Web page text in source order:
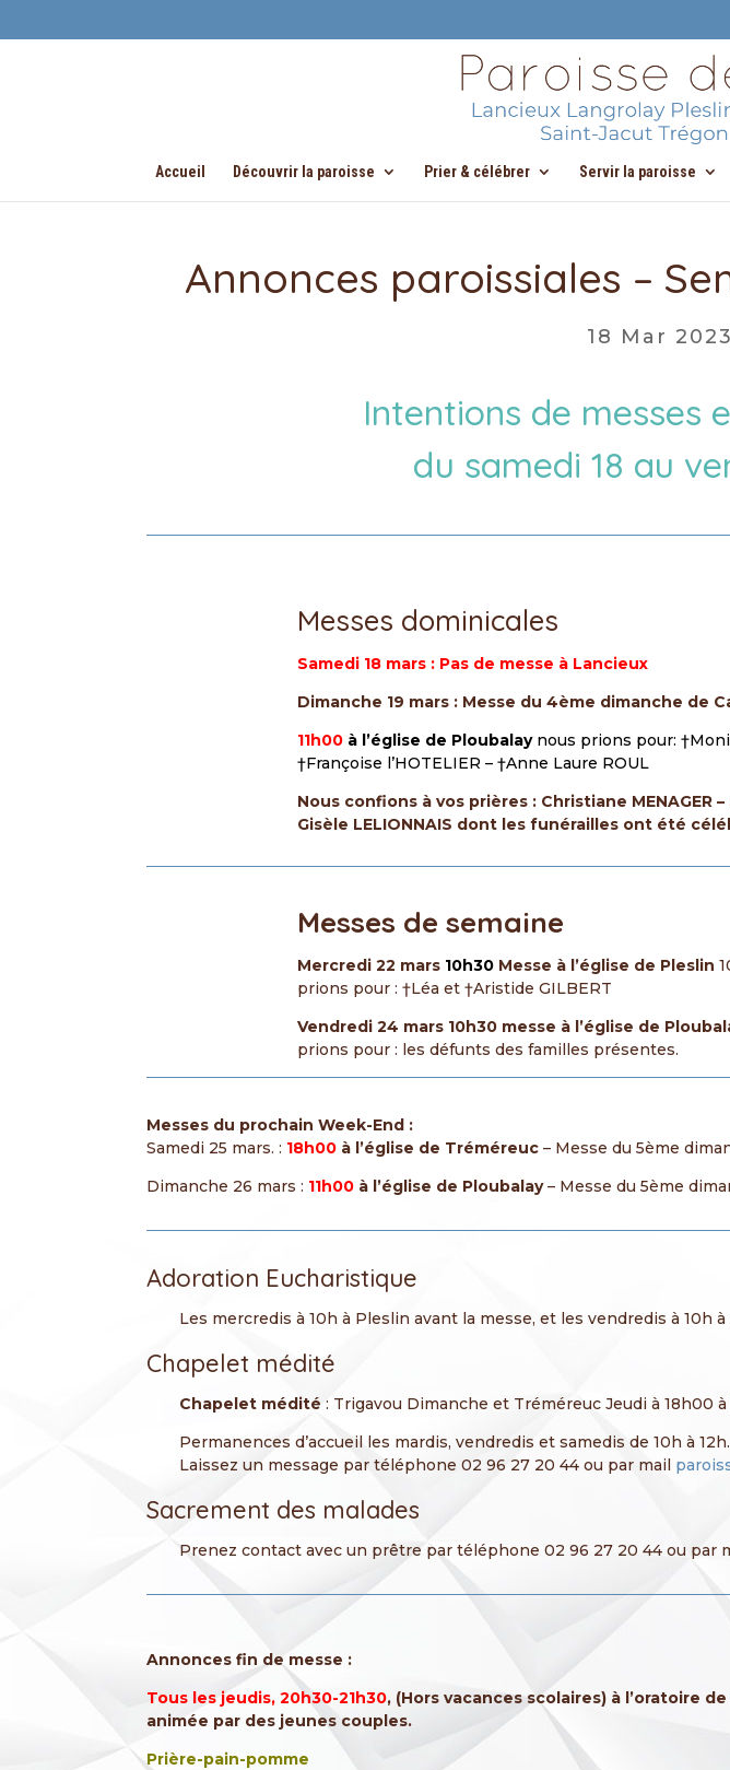
Accueil Découvrir la paroisse Prier & célébrer Servir la paroisse
Annonces paroissiales –
18 Mar 2023
Intentions de messes
du samedi 18 au
Messes dominicales
Samedi 18 mars : Pas de messe à Lancieux
Dimanche 19 mars : Messe du 4ème dimanche de
11h00 à l’église de Ploubalay nous prions pour:
†Françoise l’HOTELIER – †Anne Laure ROUL
Nous confions à vos prières : Christiane MENAGER –
Gisèle LELIONNAIS dont les funérailles ont été
Messes de semaine
Mercredi 22 mars 10h30 Messe à l’église de Pleslin
prions pour : †Léa et †Aristide GILBERT
Vendredi 24 mars 10h30 messe à l’église de
prions pour : les défunts des familles présentes.
Messes du prochain Week-End :
Samedi 25 mars. : 18h00 à l’église de Tréméreuc – Messe du 5ème
Dimanche 26 mars : 11h00 à l’église de Ploubalay– Messe du 5ème
Adoration Eucharistique
Les mercredis à 10h à Pleslin avant la messe, et les vendredis à 10h
Chapelet médité
Chapelet médité : Trigavou Dimanche et Tréméreuc Jeudi à 18h00 à
Permanences d’accueil les mardis, vendredis et samedis de 10h à 12h.
Laissez un message par téléphone 02 96 27 20 44 ou par mail
Sacrement des malades
Prenez contact avec un prêtre par téléphone 02 96 27 20 44 ou par
Annonces fin de messe :
Tous les jeudis, 20h30-21h30, (Hors vacances scolaires) à l’oratoire
animée par des jeunes couples.
Prière-pain-pomme